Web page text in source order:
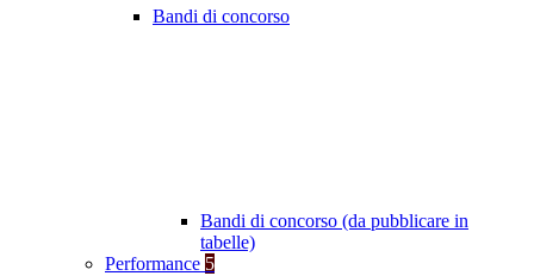
Bandi di concorso
Bandi di concorso (da pubblicare in
tabelle)
Performance 5